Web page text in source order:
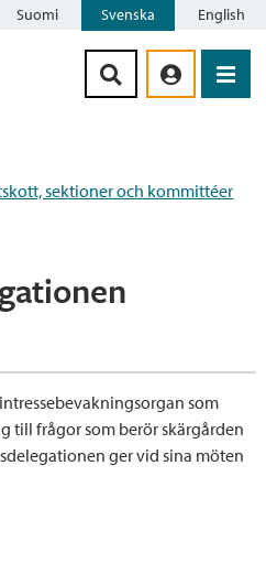
Suomi Svenska English
sektioner och kommittéer
som
till frågor som berör skärgården
ger vid sina möten